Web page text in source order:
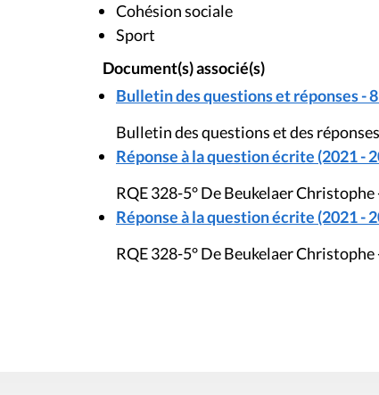
Cohésion sociale
Sport
Document(s) associé(s)
Bulletin des questions et réponses -
Bulletin des questions et des
Réponse à la question écrite (2021 -
RQE 328-5° De Beukelaer
Réponse à la question écrite (2021 -
RQE 328-5° De Beukelaer